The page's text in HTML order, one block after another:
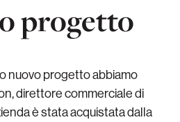
progetto
nuovo progetto abbiamo
direttore commerciale di
è stata acquistata dalla